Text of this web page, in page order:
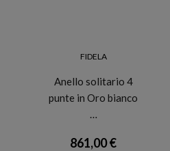
FIDELA
Anello solitario 4
punte in Oro bianco
…
861,00 €